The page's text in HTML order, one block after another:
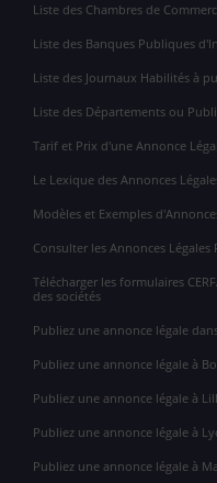
Liste des Chambres de
Liste des Banques Publiques
Liste des Journaux Habilités à
Liste des Départements ou
Tarif et Prix d'une Annonce
Le Lexique des Annonces
Modèles et Exemples
Consulter les Annonces Légales
Télécharger les formulaires
des sociétés
Publiez une annonce légale
Publiez une annonce légale à
Publiez une annonce légale à
Publiez une annonce légale à
Publiez une annonce légale à